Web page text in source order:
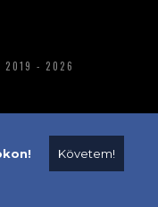
2019 - 2026
MÉDIAAJÁNLAT
Követem!